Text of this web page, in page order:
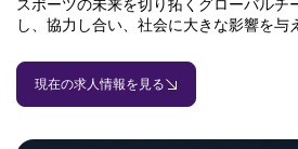
スポーツの未来を切り拓くグローバルチ
し、協力し合い、社会に大きな影響を与
現在の求人情報を見る